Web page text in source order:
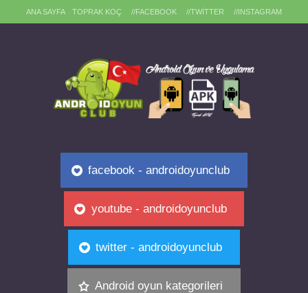
ANA SAYFA TOPRAK KOÇ //FACEBOOK //TWITTER //INSTAGRAM
facebook - androidoyunclub
youtube - androidoyunclub
twitter - androidoyunclub
Android oyun kategorileri